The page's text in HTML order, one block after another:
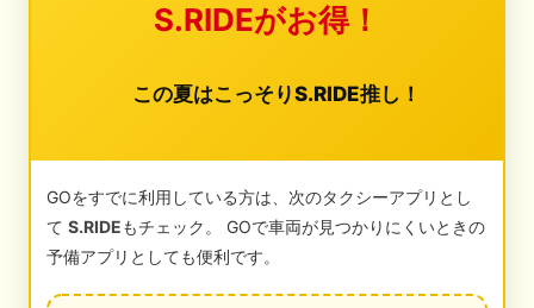
S.RIDEがお得！
この夏はこっそりS.RIDE推し！
GOをすでに利用している方は、次のタクシーアプリとし
て S.RIDEもチェック。 GOで車両が見つかりにくいときの
予備アプリとしても便利です。